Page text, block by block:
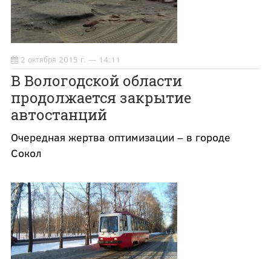
2 октября 2015 г. — 14:11
В Вологодской области
продолжается закрытие
автостанций
Очередная жертва оптимизации – в городе
Сокол